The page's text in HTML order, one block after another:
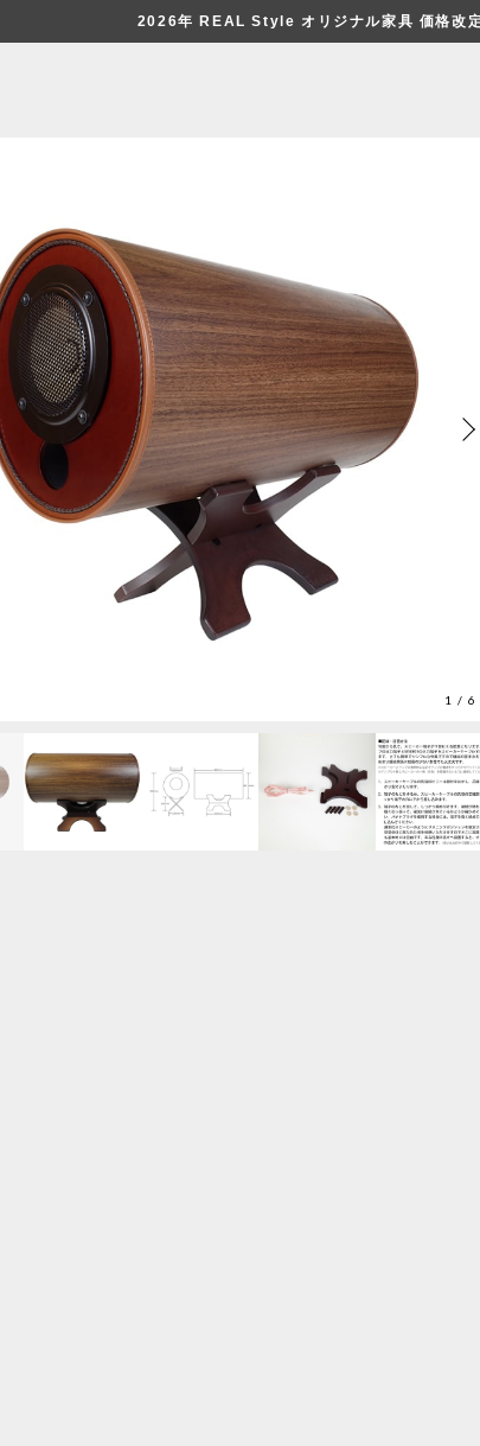
2026年 REAL Style オリジナル家具 価格改
1 /6